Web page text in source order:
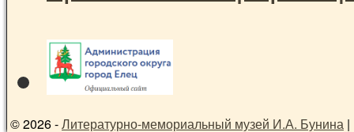
© 2026 -Литературно-мемориальный музей И.А. Бунина |